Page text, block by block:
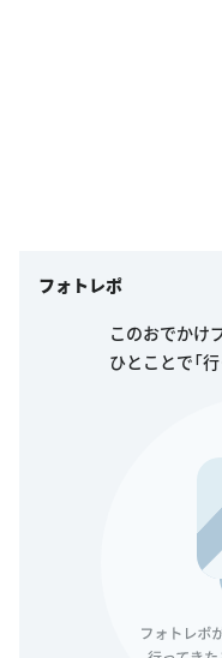
フォトレポ
このおでかけ
ひとことで「